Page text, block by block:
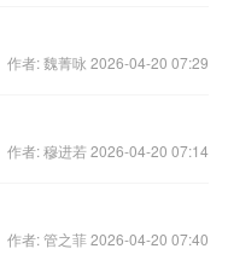
作者: 魏菁咏 2026-04-20 07:29
作者: 穆进若 2026-04-20 07:14
作者: 管之菲 2026-04-20 07:40